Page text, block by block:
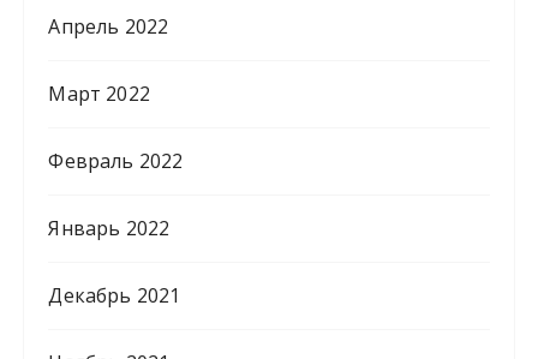
Апрель 2022
Март 2022
Февраль 2022
Январь 2022
Декабрь 2021